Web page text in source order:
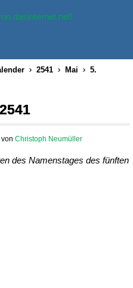
2541 Mai
5.
von Christoph Neumüller
des Namenstages des fünften